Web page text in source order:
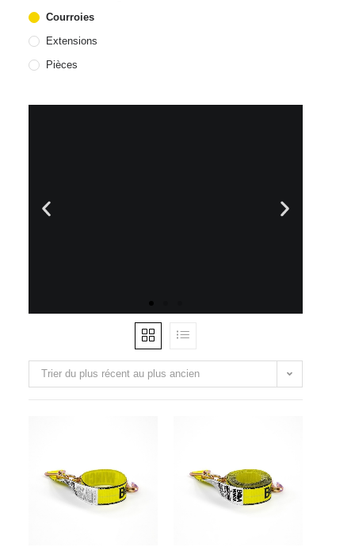
Courroies
Extensions
Pièces
Trier du plus récent au plus ancien